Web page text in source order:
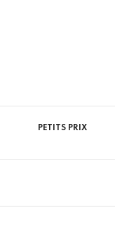
PETITS PRIX